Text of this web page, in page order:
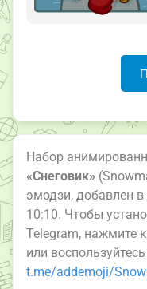
Набор
«Снеговик»
эмодзи, добавлен
10:10. Чтобы
Telegram, нажмите
или
t.me/addemoji/